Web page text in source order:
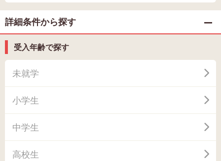
詳細条件から探す
受入年齢で探す
未就学
小学生
中学生
高校生